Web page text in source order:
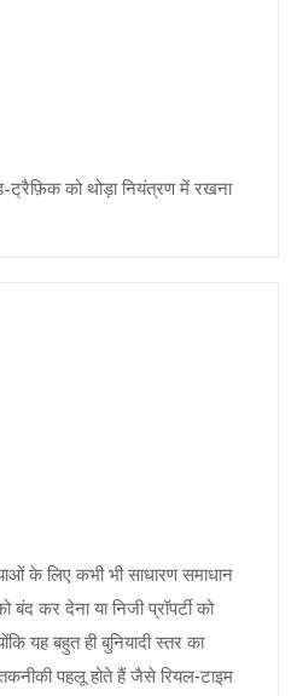
ट्रैफ़िक को थोड़ा नियंत्रण में रखना
के लिए कभी भी साधारण समाधान
कर देना या निजी प्रॉपर्टी को
यह बहुत ही बुनियादी स्तर का
पहलू होते हैं जैसे रियल‑टाइम